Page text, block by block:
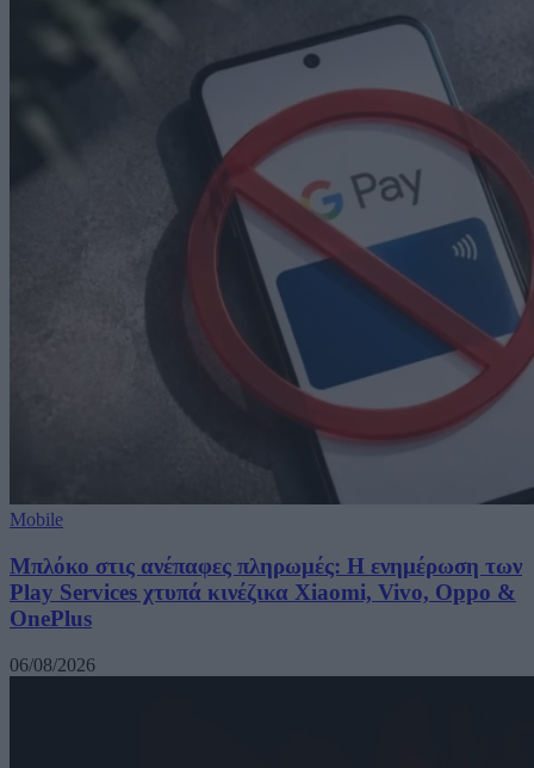
Mobile
Μπλόκο στις ανέπαφες πληρωμές: Η ενημέρωση των
Play Services χτυπά κινέζικα Xiaomi, Vivo, Oppo &
OnePlus
06/08/2026